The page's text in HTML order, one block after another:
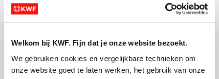
Welkom bij KWF. Fijn dat je onze website bezoekt.
We gebruiken cookies en vergelijkbare technieken om
onze website goed te laten werken, het gebruik van onze
Referentie